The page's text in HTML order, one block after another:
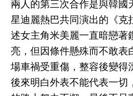
兩人的第三次合作是與韓國
星迪麗熱巴共同演出的《克
述女主角米美麗一直暗戀著
亮，但因條件懸殊而不敢表
場車禍受重傷，整容後變得
後來明白外表不能代表一切